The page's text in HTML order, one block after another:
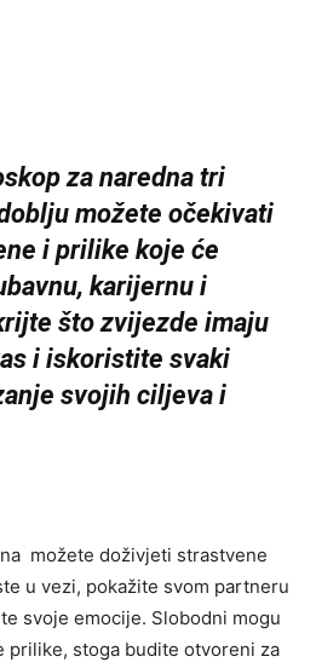
za naredna tri
možete očekivati
i prilike koje će
karijernu i
što zvijezde imaju
i iskoristite svaki
svojih ciljeva i
možete doživjeti strastvene
u vezi, pokažite svom partneru
svoje emocije. Slobodni mogu
prilike, stoga budite otvoreni za